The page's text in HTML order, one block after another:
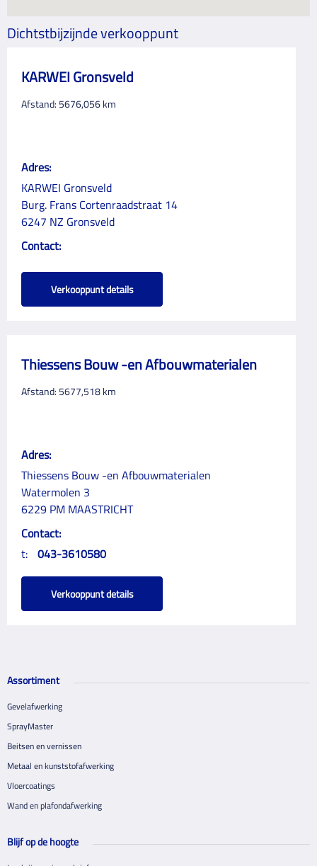
Dichtstbijzijnde verkooppunt
KARWEI Gronsveld
Afstand: 5676,056km
Adres:
KARWEI Gronsveld
Burg. Frans Cortenraadstraat 14
6247 NZ Gronsveld
Contact:
Verkooppunt details
Thiessens Bouw -en Afbouwmaterialen
Afstand: 5677,518km
Adres:
Thiessens Bouw -en Afbouwmaterialen
Watermolen 3
6229 PM MAASTRICHT
Contact:
t: 043-3610580
Verkooppunt details
Assortiment
Gevelafwerking
SprayMaster
Beitsen en vernissen
Metaal en kunststofafwerking
Vloercoatings
Wand en plafondafwerking
Blijf op de hoogte